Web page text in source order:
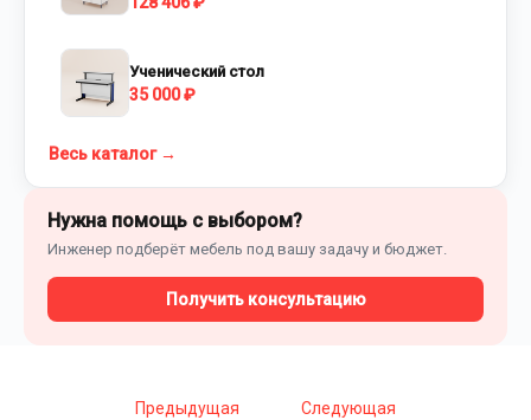
Ученический стол
35 000 ₽
Весь каталог →
Нужна помощь с выбором?
Инженер подберёт мебель под вашу задачу и бюджет.
Получить консультацию
Предыдущая Следующая